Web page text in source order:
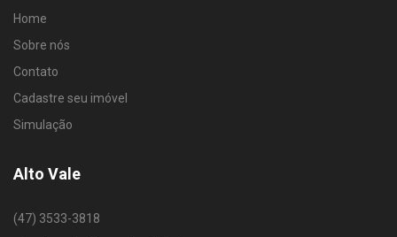
Home
Sobre nós
Contato
Cadastre seu imóvel
Simulação
Alto Vale
(47) 3533-3818